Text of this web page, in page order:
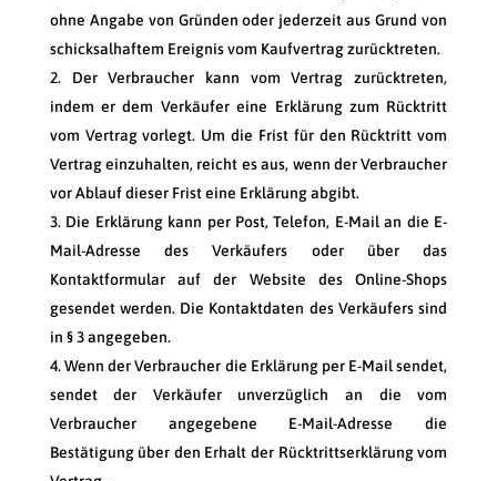
ohne Angabe von Gründen oder jederzeit aus Grund von
schicksalhaftem Ereignis vom Kaufvertrag zurücktreten.
Der Verbraucher kann vom Vertrag zurücktreten,
indem er dem Verkäufer eine Erklärung zum Rücktritt
vom Vertrag vorlegt. Um die Frist für den Rücktritt vom
Vertrag einzuhalten, reicht es aus, wenn der Verbraucher
vor Ablauf dieser Frist eine Erklärung abgibt.
Die Erklärung kann per Post, Telefon, E-Mail an die E-
Mail-Adresse des Verkäufers oder über das
Kontaktformular auf der Website des Online-Shops
gesendet werden. Die Kontaktdaten des Verkäufers sind
in § 3 angegeben.
Wenn der Verbraucher die Erklärung per E-Mail sendet,
sendet der Verkäufer unverzüglich an die vom
Verbraucher angegebene E-Mail-Adresse die
Bestätigung über den Erhalt der Rücktrittserklärung vom